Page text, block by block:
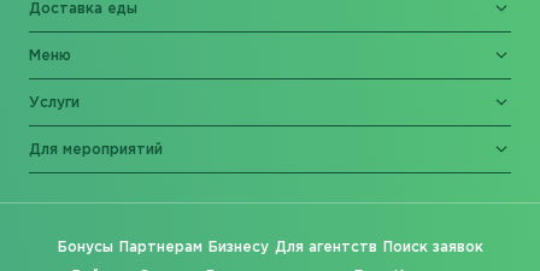
Доставка еды
Меню
Услуги
Для мероприятий
Бонусы Партнерам Бизнесу Для агентств Поиск заявок